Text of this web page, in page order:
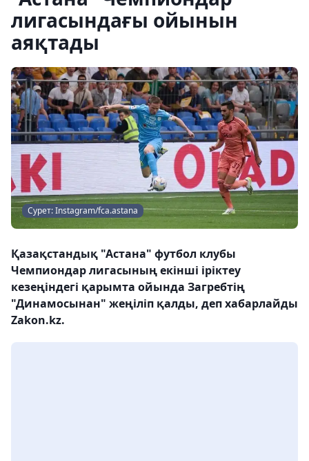
лигасындағы ойынын
аяқтады
Сурет: Instagram/fca.astana
Қазақстандық "Астана" футбол клубы
Чемпиондар лигасының екінші іріктеу
кезеңіндегі қарымта ойында Загребтің
"Динамосынан" жеңіліп қалды, деп хабарлайды
Zakon.kz.